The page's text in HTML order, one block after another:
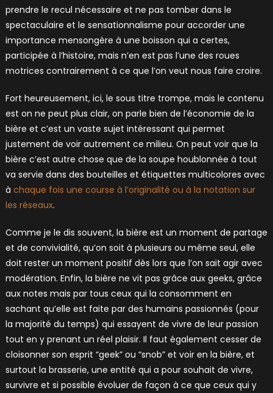
prendre le recul nécessaire et ne pas tomber dans le
spectaculaire et le sensationnalisme pour accorder une
importance mensongère à une boisson qui a certes,
participée à l’histoire, mais n’en est pas l’une des roues
motrices contrairement à ce que l’on veut nous faire croire.
Fort heureusement, ici, le sous titre trompe, mais le contenu
est on ne peut plus clair, on parle bien de l’économie de la
bière et c’est un vaste sujet intéressant qui permet
justement de voir autrement ce milieu. On peut voir que la
bière c’est autre chose que de la soupe houblonnée à tout
va servie dans des bouteilles et étiquettes multicolores avec
à chaque fois une course à l’originalité ou à la notation sur
les réseaux.
Comme je le dis souvent, la bière est un moment de partage
et de convivialité, qu’on soit à plusieurs ou même seul, elle
doit rester un moment positif dès lors que l’on sait agir avec
modération. Enfin, la bière ne vit pas grâce aux geeks, grâce
aux notes mais par tous ceux qui la consomment en
sachant qu’elle est faite par des humains passionnés (pour
la majorité du temps) qui essayent de vivre de leur passion
tout en y prenant un réel plaisir. Il faut également cesser de
cloisonner son esprit “geek” ou “snob” et voir en la bière, et
surtout la brasserie, une entité qui a pour souhait de vivre,
survivre et si possible évoluer de façon à ce que ceux qui y